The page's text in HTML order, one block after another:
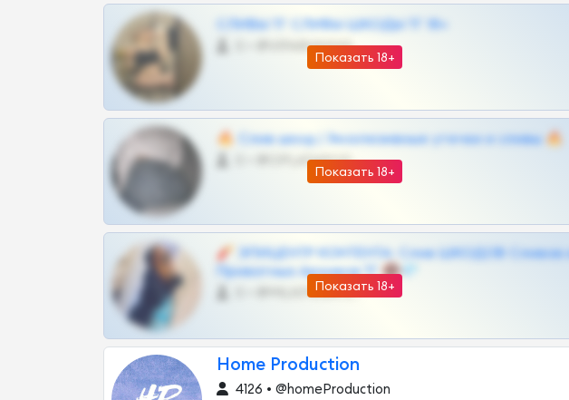
Показать 18+
СЛИВЫ ТГ СЛИВЫ ШКОДЫ ТГ 18+
@VIPARHIVS55BOT
Показать 18+
🔥 Слив шкод | Эксклюзивные утечки и сливы 🔥
@OPLATAPODPSK1BOT
Показать 18+
🧨 ЭПИЦЕНТР КОНТЕНТА: Слив ШКОДОВ Сливов и
Приватных Архивов ТГ 🔞💎
@MILKPRIVATES39BOT
Home Production
4126 • @homeProduction